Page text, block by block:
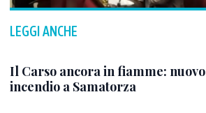
LEGGI ANCHE
Il Carso ancora in fiamme: nuovo
incendio a Samatorza